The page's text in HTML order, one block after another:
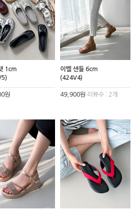
1cm
원
이벨 샌들 6cm
(424V4)
49,900원 리뷰수 : 2개